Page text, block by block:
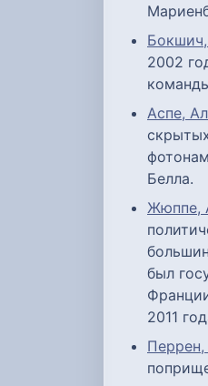
2002
Аспе,
Белла.
Жюппе,
был
2011
Перрен,